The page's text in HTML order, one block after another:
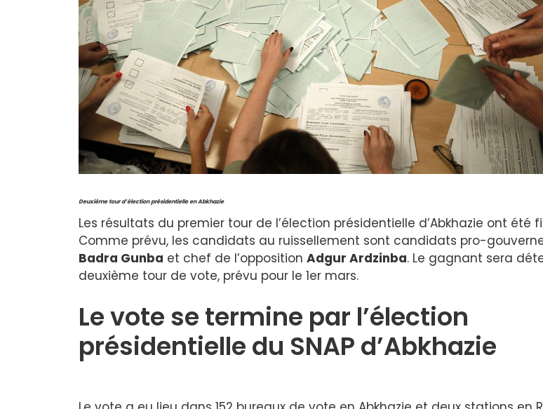
Deuxième tour d’élection présidentielleen Abkhazie
Les résultats du premier tour de l’élection présidentielle d’Abkhazie ont été
Comme prévu, les candidats au ruissellement sont candidats pro-
Badra Gunba et chef de l’opposition Adgur Ardzinba. Le gagnant sera
deuxième tour de vote, prévu pour le 1er mars.
Le vote se termine par l’élection
présidentielle du SNAP d’Abkhazie